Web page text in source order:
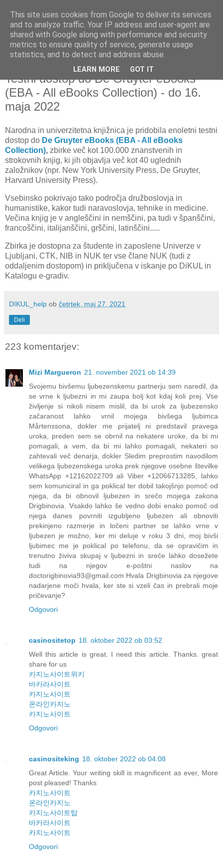
četrtek, 27. maj 2021
Testni dostop do De Gruyter eBooks
(EBA - All eBooks Collection) - do 16.
maja 2022
Narodna in univerzitetna knjižnica je pridobila enoletni testni
dostop do De Gruyter eBooks (EBA - All eBooks
Collection), zbirke več kot 100.000 znanstvenih in
strokovnih knjig, ki jih objavlja več kot 40 uglednih
založnikov (npr. New York University Press, De Gruyter,
Harvard University Press).
Vsebinsko pokrivajo tako področja družboslovja in
humanistike, kakor tudi naravoslovja, tehnike in medicine.
Večina knjig je v angleščini in nemščini, pa tudi v španščini,
francoščini, italijanščini, grščini, latinščini.....
Zbirka je dostopna za študente in zaposlene Univerze v
Ljubljani, CTK, NIB in NUK ter vse člane NUK (tudi z
oddaljenim dostopom) in priključena v iskanje po DiKUL in
Katalogu e-gradiv.
DIKUL_help ob četrtek, maj 27, 2021
Deli
223 komentarjev:
Mizi Margueron 21. november 2021 ob 14:39
Svojemu bivšemu ljubezenskemu partnerju sem naredil, da
se vrne k ljubezni in mi zaupa bolj kot kdaj koli prej. Vse
življenje si nikoli nisem mislil, da bi urok za ljubezensko
začaranost lahko vrnil mojega bivšega ljubimca
Mårtenssona, dokler me prijatelj ni predstavil pravega
uroka, preden sem se obrnil na nekatere uroke, da bi mi
pomagali, a vem, da bi mi lahko pomagali, nekateri so
zahtevali več denarja, dokler Sledim preprostim navodilom
velikega ljubezenskega uroka prek njegove osebne številke
WhatsApp +12162022709 ali Viber +12066713285, lahko
sem komuniciral in ga poklical ter dobil takojšnjo pomoč od
njega, da bi obnovil ljubezen in srečo mojega zakona
Drigbinovia. Vsakdo lahko še vedno dobi enako pomoč od
njega danes povrniti izgubljeno ljubezen ali obnoviti
prekinjeno razmerje in ločeni partner se lahko vrne v
ljubezen je možno, ker mi deluje v roku 3 dni, moj bivši
ljubimec me je poklical po telefonu, da se opravičim in
trenutno živiva skupaj v ljubezni in sreče lahko dosežete
tudi na njegov e-poštni naslov na
doctorigbinovia93@gmail.com Hvala Drigbinovia za njegove
nadarjene moči hvala, ker ste si vzeli čas in prebrali moje
pričevanje?
Odgovori
casinositetop 18. oktober 2022 ob 03:52
Well this article is great. I need this article. Thanks. great
share for us
카지노사이트위키
바카라사이트
카지노사이트
온라인카지노
카지노사이트
Odgovori
casinositeking 18. oktober 2022 ob 04:08
Great Article. Your writing skill is magnificent as ever, More
post pleased! Thanks
카지노사이트
온라인카지노
카지노사이트탑
바카라사이트
카지노사이트
Odgovori
This site uses cookies from Google to deliver its services
and to analyze traffic. Your IP address and user-agent are
shared with Google along with performance and security
metrics to ensure quality of service, generate usage
statistics, and to detect and address abuse.
LEARN MORE GOT IT